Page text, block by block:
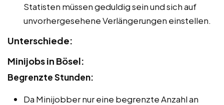
Statisten müssen geduldig sein und sich auf
unvorhergesehene Verlängerungen einstellen.
Unterschiede:
Minijobs in Bösel:
Begrenzte Stunden:
Da Minijobber nur eine begrenzte Anzahl an